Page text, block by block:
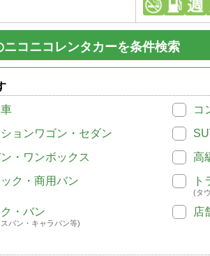
ニコニコレンタカーを条件検索
コ
ョンワゴン・セダン
・ワンボックス
高
ク・商用バン
ト
(タ
ク・バン
バン・キャラバン等)
店